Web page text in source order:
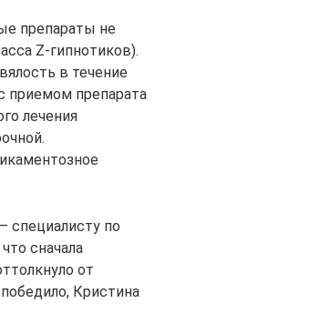
препараты не
Z-гипнотиков).
в течение
приемом препарата
лечения
специалисту по
сначала
от
Кристина